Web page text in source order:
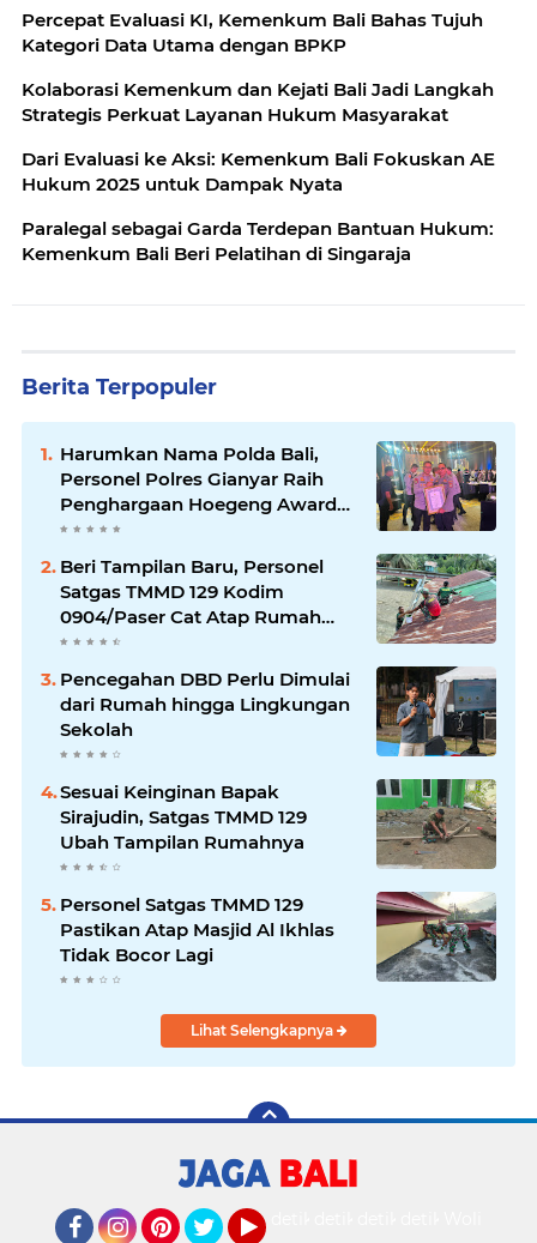
Percepat Evaluasi KI, Kemenkum Bali Bahas Tujuh
Kategori Data Utama dengan BPKP
Kolaborasi Kemenkum dan Kejati Bali Jadi Langkah
Strategis Perkuat Layanan Hukum Masyarakat
Dari Evaluasi ke Aksi: Kemenkum Bali Fokuskan AE
Hukum 2025 untuk Dampak Nyata
Paralegal sebagai Garda Terdepan Bantuan Hukum:
Kemenkum Bali Beri Pelatihan di Singaraja
Berita Terpopuler
Harumkan Nama Polda Bali,
Personel Polres Gianyar Raih
Penghargaan Hoegeng Awards
2026
Beri Tampilan Baru, Personel
Satgas TMMD 129 Kodim
0904/Paser Cat Atap Rumah
Marbot
Pencegahan DBD Perlu Dimulai
dari Rumah hingga Lingkungan
Sekolah
Sesuai Keinginan Bapak
Sirajudin, Satgas TMMD 129
Ubah Tampilan Rumahnya
Personel Satgas TMMD 129
Pastikan Atap Masjid Al Ikhlas
Tidak Bocor Lagi
Lihat Selengkapnya